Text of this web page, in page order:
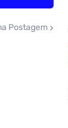
Postagem